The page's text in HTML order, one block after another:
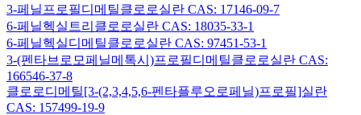
3-페닐프로필디메틸클로로실란 CAS: 17146-09-7
6-페닐헥실트리클로로실란 CAS: 18035-33-1
6-페닐헥실디메틸클로로실란 CAS: 97451-53-1
3-(펜타브로모페닐메톡시)프로필디메틸클로로실란 CAS:
166546-37-8
클로로디메틸[3-(2,3,4,5,6-펜타플루오로페닐)프로필]실란
CAS: 157499-19-9